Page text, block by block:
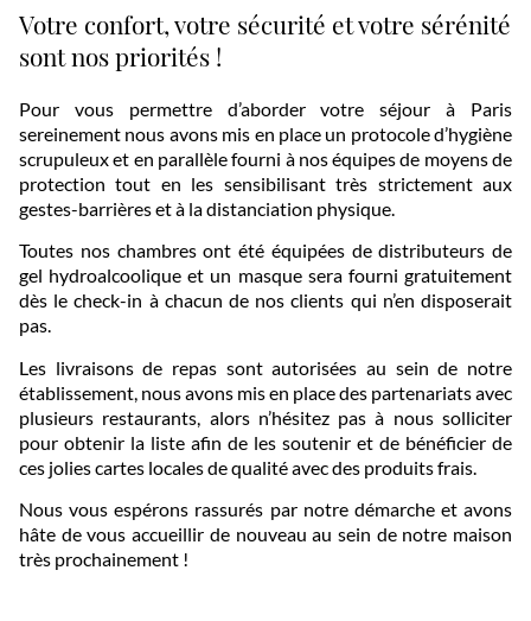
Votre confort, votre sécurité et votre sérénité
sont nos priorités !
Pour vous permettre d’aborder votre séjour à Paris
sereinement nous avons mis en place un protocole d’hygiène
scrupuleux et en parallèle fourni à nos équipes de moyens de
protection tout en les sensibilisant très strictement aux
gestes-barrières et à la distanciation physique.
Toutes nos chambres ont été équipées de distributeurs de
gel hydroalcoolique et un masque sera fourni gratuitement
dès le check-in à chacun de nos clients qui n’en disposerait
pas.
Les livraisons de repas sont autorisées au sein de notre
établissement, nous avons mis en place des partenariats avec
plusieurs restaurants, alors n’hésitez pas à nous solliciter
pour obtenir la liste afin de les soutenir et de bénéficier de
ces jolies cartes locales de qualité avec des produits frais.
Nous vous espérons rassurés par notre démarche et avons
hâte de vous accueillir de nouveau au sein de notre maison
très prochainement !